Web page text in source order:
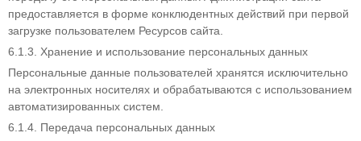
предоставляется в форме конклюдентных действий при первой
загрузке пользователем Ресурсов сайта.
6.1.3. Хранение и использование персональных данных
Персональные данные пользователей хранятся исключительно
на электронных носителях и обрабатываются с использованием
автоматизированных систем.
6.1.4. Передача персональных данных